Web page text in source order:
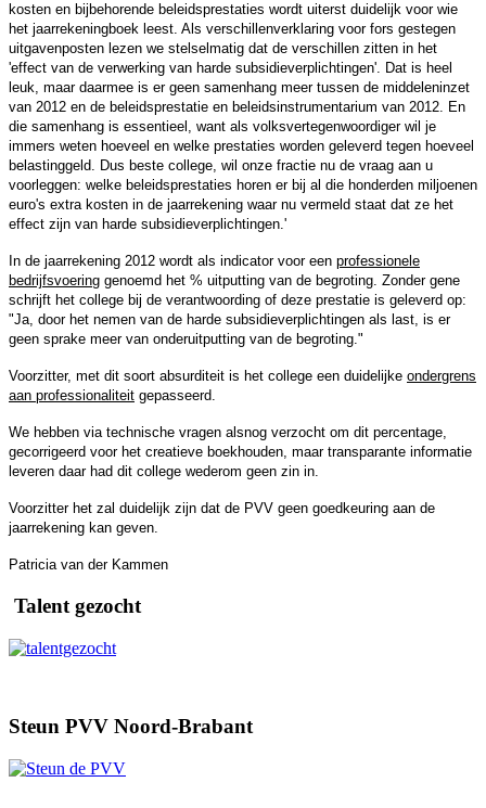
kosten en bijbehorende beleidsprestaties wordt uiterst duidelijk voor wie
het jaarrekeningboek leest. Als verschillenverklaring voor fors gestegen
uitgavenposten lezen we stelselmatig dat de verschillen zitten in het
'effect van de verwerking van harde subsidieverplichtingen'. Dat is heel
leuk, maar daarmee is er geen samenhang meer tussen de middeleninzet
van 2012 en de beleidsprestatie en beleidsinstrumentarium van 2012. En
die samenhang is essentieel, want als volksvertegenwoordiger wil je
immers weten hoeveel en welke prestaties worden geleverd tegen hoeveel
belastinggeld. Dus beste college, wil onze fractie nu de vraag aan u
voorleggen: welke beleidsprestaties horen er bij al die honderden miljoenen
euro's extra kosten in de jaarrekening waar nu vermeld staat dat ze het
effect zijn van harde subsidieverplichtingen.'
In de jaarrekening 2012 wordt als indicator voor een professionele
bedrijfsvoering genoemd het % uitputting van de begroting. Zonder gene
schrijft het college bij de verantwoording of deze prestatie is geleverd op:
"Ja, door het nemen van de harde subsidieverplichtingen als last, is er
geen sprake meer van onderuitputting van de begroting."
Voorzitter, met dit soort absurditeit is het college een duidelijke ondergrens
aan professionaliteit gepasseerd.
We hebben via technische vragen alsnog verzocht om dit percentage,
gecorrigeerd voor het creatieve boekhouden, maar transparante informatie
leveren daar had dit college wederom geen zin in.
Voorzitter het zal duidelijk zijn dat de PVV geen goedkeuring aan de
jaarrekening kan geven.
Patricia van der Kammen
Talent gezocht
Steun PVV Noord-Brabant